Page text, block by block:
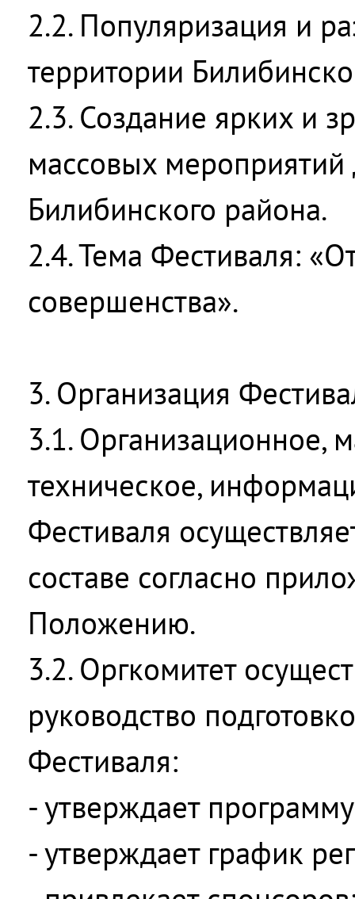
2.2. Популяризация и
территории
2.3. Создание ярких и
массовых мероприятий
Билибинского района.
2.4. Тема Фестиваля:
совершенства».
3. Организация
3.1. Организационное,
техническое,
Фестиваля
составе согласно
Положению.
3.2. Оргкомитет
руководство
Фестиваля:
- утверждает
- утверждает график